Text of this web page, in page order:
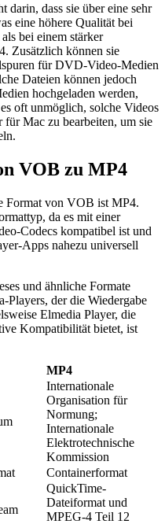
dass sie über eine sehr
eine höhere Qualität bei
bei einem stärker
Zusätzlich können sie
für DVD-Video-Medien
Dateien können jedoch
hochgeladen werden,
oft unmöglich, solche Videos
Mac zu bearbeiten, um sie
VOB zu MP4
Format von VOB ist MP4.
da es mit einer
Codecs kompatibel ist und
Apps nahezu universell
und ähnliche Formate
Players, der die Wiedergabe
Elmedia Player, die
Kompatibilität bietet, ist
MP4
Internationale
Organisation für
Normung;
Internationale
Elektrotechnische
Kommission
Containerformat
QuickTime-
Dateiformat und
MPEG-4 Teil 12